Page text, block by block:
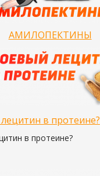
АМИЛОПЕКТИНЫ
в протеине?
в протеине?